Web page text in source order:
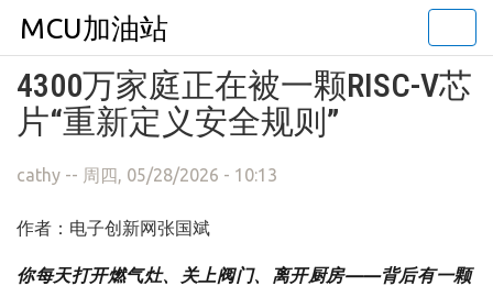
跳转到主要内容
MCU加油站
4300万家庭正在被一颗RISC-V芯
片“重新定义安全规则”
cathy -- 周四, 05/28/2026 - 10:13
作者：电子创新网张国斌
你每天打开燃气灶、关上阀门、离开厨房——背后有一颗